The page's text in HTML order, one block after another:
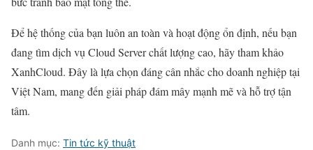
Để hệ thống của bạn luôn an toàn và hoạt động ổn định, nếu bạn
đang tìm dịch vụ Cloud Server chất lượng cao, hãy tham khảo
XanhCloud. Đây là lựa chọn đáng cân nhắc cho doanh nghiệp tại
Việt Nam, mang đến giải pháp đám mây mạnh mẽ và hỗ trợ tận
tâm.
Danh mục: Tin tức kỹ thuật